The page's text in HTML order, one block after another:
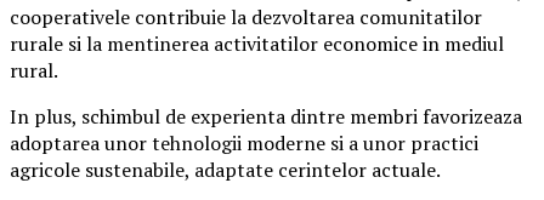
cooperativele contribuie la dezvoltarea comunitatilor
rurale si la mentinerea activitatilor economice in mediul
rural.
In plus, schimbul de experienta dintre membri favorizeaza
adoptarea unor tehnologii moderne si a unor practici
agricole sustenabile, adaptate cerintelor actuale.